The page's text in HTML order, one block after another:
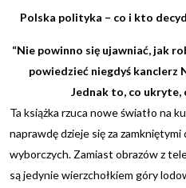
Polska polityka – co i kto
“Nie powinno się ujawniać, jak
powiedzieć niegdyś kanclerz
Jednak to, co ukryte,
Ta książka rzuca nowe światło na
naprawdę dzieje się za
wyborczych. Zamiast obrazów z
są jedynie wierzchołkiem góry